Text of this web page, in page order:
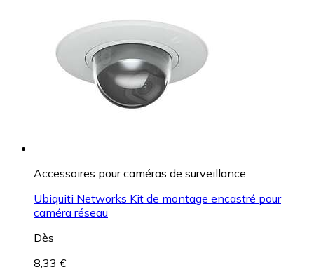
Accessoires pour caméras de surveillance
Ubiquiti Networks Kit de montage encastré pour
caméra réseau
Dès
8,33 €